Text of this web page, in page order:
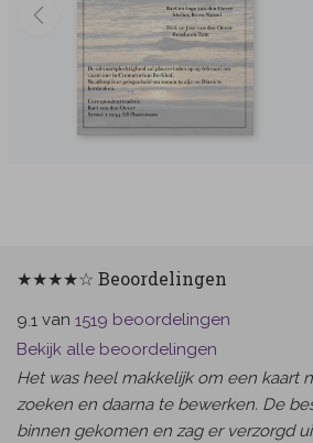
★★★★☆ Beoordelingen
9.1 van 1519 beoordelingen
Bekijk alle beoordelingen
Het was heel makkelijk om een kaart
zoeken en daarna te bewerken. De
binnen gekomen en zag er verzorgd